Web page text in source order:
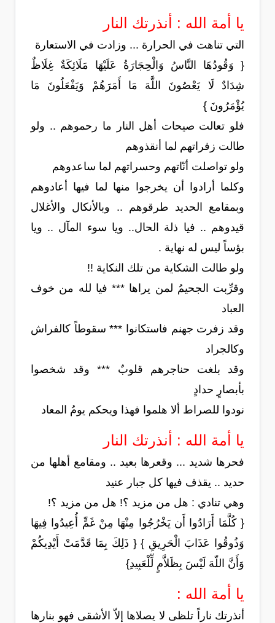
يا أمة الله : أنذرتك النار
التي تناهت في الحرارة ... وزادت في الاستعارة
{ وَقُودُهَا النَّاسُ وَالْحِجَارَةُ عَلَيْهَا مَلَائِكَةٌ غِلَاظٌ
شِدَادٌ لَا يَعْصُونَ اللَّهَ مَا أَمَرَهُمْ وَيَفْعَلُونَ مَا
يُؤْمَرُونَ }
فلو تعالت صيحات أهل النار ما رحموهم .. ولو
طالت زفراتهم لما أنقذوهم
ولو تواصلت أنّاتهم وحسراتهم لما ساعدوهم
وكلما أرادوا أن يخرجوا منها لما فيها أعادوهم
وبمقامع الحديد طرقوهم .. وبالأنكال والأغلال
قيدوهم .. فيا ذلة الحال.. ويا سوء المآل .. ويا
بؤساً ليس له نهاية .
ولو طالت الشكاية من تلك النكاية !!
وقرِّبت الجحيمُ لمن يراها *** فيا لله من خوف
العباد
وقد زفرت جهنم فاستكانوا *** سقوطاً كالفراش
وكالجراد
وقد بلغت حناجرهم قلوبٌ *** وقد شخصوا
بأبصارٍ حدادٍ
نودوا للصراط ألا هلموا فهذا ويحكم يومُ المعاد
يا أمة الله : أنذرتك النار
فحرها شديد ... وقعرها بعيد .. ومقامع أهلها من
حديد .. يقذف فيها كل جبار عنيد
وهي تنادي : هل من مزيد ؟! هل من مزيد ؟!
{ كُلَّمَا أَرَادُوا أَن يَخْرُجُوا مِنْهَا مِنْ غَمٍّ أُعِيدُوا فِيهَا
وَذُوقُوا عَذَابَ الْحَرِيقِ } { ذَلِكَ بِمَا قَدَّمَتْ أَيْدِيكُمْ
وَأَنَّ اللّهَ لَيْسَ بِظَلاَّمٍ لِّلْعَبِيدِ}
يا أمة الله :
أنذرتك ناراً تلظى لا يصلاها إلاّ الأشقى فهو بنارها